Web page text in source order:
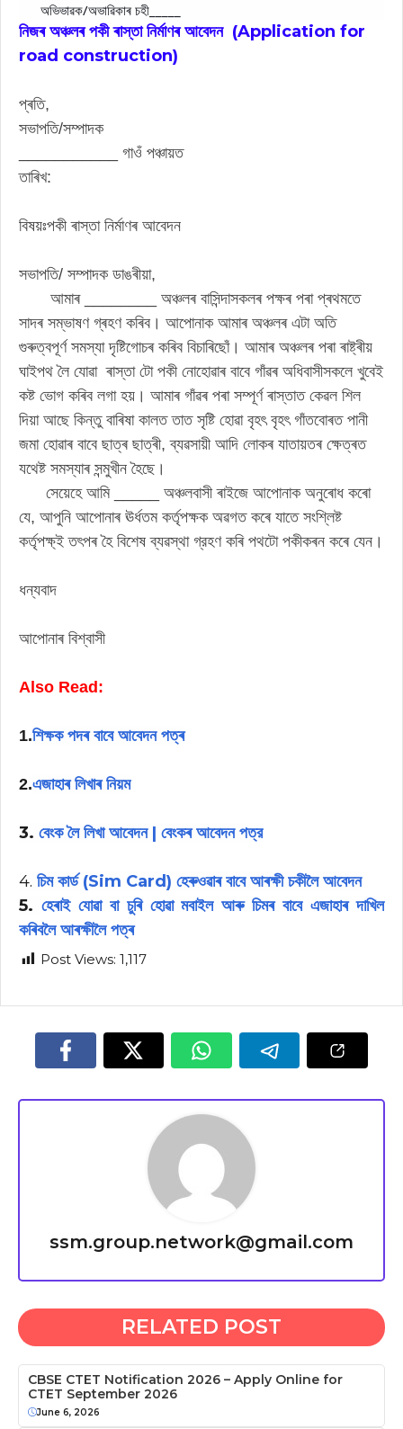
অভিভাৱক/অভাৱিকাৰ চহী_____
নিজৰ অঞ্চলৰ পকী ৰাস্তা নিৰ্মাণৰ আবেদন (Application for
road construction)
প্ৰতি,
সভাপতি/সম্পাদক
___________ গাওঁ পঞ্চায়ত
তাৰিখ:
বিষয়ঃপকী ৰাস্তা নিৰ্মাণৰ আবেদন
সভাপতি/ সম্পাদক ডাঙৰীয়া,
আমাৰ ________ অঞ্চলৰ বাসিন্দাসকলৰ পক্ষৰ পৰা প্ৰথমতে
সাদৰ সম্ভাষণ গ্ৰহণ কৰিব। আপোনাক আমাৰ অঞ্চলৰ এটা অতি
গুৰুত্বপূৰ্ণ সমস্যা দৃষ্টিগোচৰ কৰিব বিচাৰিছোঁ। আমাৰ অঞ্চলৰ পৰা ৰাষ্ট্ৰীয়
ঘাইপথ লৈ যোৱা ৰাস্তা টো পকী নোহোৱাৰ বাবে গাঁৱৰ অধিবাসীসকলে খুবেই
কষ্ট ভােগ কৰিব লগা হয়। আমাৰ গাঁৱৰ পৰা সম্পূৰ্ণ ৰাস্তাত কেৱল শিল
দিয়া আছে কিন্তু বাৰিষা কালত তাত সৃষ্টি হোৱা বৃহৎ বৃহৎ গাঁতবোৰত পানী
জমা হোৱাৰ বাবে ছাত্ৰ ছাত্ৰী, ব্যৱসায়ী আদি লোকৰ যাতায়তৰ ক্ষেত্ৰত
যথেষ্ট সমস্যাৰ সন্মুখীন হৈছে।
সেয়েহে আমি _____ অঞ্চলবাসী ৰাইজে আপােনাক অনুৰােধ কৰো
যে, আপুনি আপােনাৰ ঊৰ্ধতম কৰ্তৃপক্ষক অৱগত কৰে যাতে সংশ্লিষ্ট
কর্তৃপক্ষ্ই তৎপৰ হৈ বিশেষ ব্যৱস্থা গ্রহণ কৰি পথটো পকীকৰন কৰে যেন।
ধন্যবাদ
আপােনাৰ বিশ্বাসী
Also Read:
1.শিক্ষক পদৰ বাবে আবেদন পত্ৰ
2.এজাহাৰ লিখাৰ নিয়ম
3. বেংক লৈ লিখা আবেদন | বেংকৰ আবেদন পত্র
4. চিম কাৰ্ড (Sim Card) হেৰুওৱাৰ বাবে আৰক্ষী চকীলৈ আবেদন
5. হেৰাই যোৱা বা চুৰি হোৱা মবাইল আৰু চিমৰ বাবে এজাহাৰ দাখিল
কৰিবলৈ আৰক্ষীলৈ পত্ৰ
Post Views: 1,117
ssm.group.network@gmail.com
RELATED POST
CBSE CTET Notification 2026 – Apply Online for
CTET September 2026
June 6, 2026